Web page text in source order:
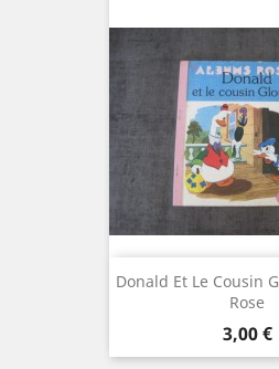
Donald Et Le Cousin
Rose
Prix
3,00 €